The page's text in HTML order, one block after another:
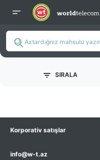
SIRALA
Korporativ satışlar
info@w-t.az